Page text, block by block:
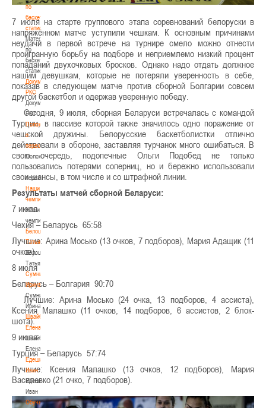
по
баскетбольной
статистике
Материалы
по
баскетбольной
статистике
Документы
РКС
Документы
РКС
Положение
о
переходах
Положение
о
переходах
Наши
чемпионы
Наши
чемпионы
Белошапко
Татьяна
Белошапко
Татьяна
Сумникова
Ирина
Сумникова
Ирина
Швайбович
Елена
Швайбович
Елена
Едешко
Иван
Едешко
Иван
Обучающие
7 июля на старте группового этапа соревнований белоруски в
напряжённом матче уступили чешкам. К основным причинами
неудачи в первой встрече на турнире смело можно отнести
проигранную борьбу на подборе и неприемлемо низкий процент
попаданий двухочковых бросков. Однако надо отдать должное
нашим девушкам, которые не потеряли уверенность в себе,
показав в следующем матче против сборной Болгарии совсем
другой баскетбол и одержав уверенную победу.
Сегодня, 9 июля, сборная Беларуси встречалась с командой
Турции, в пассиве которой также значилось одно поражение от
чешской дружины. Белорусские баскетболистки отлично
действовали в обороне, заставляя турчанок много ошибаться. В
свою очередь, подопечные Ольги Подобед не только
пользовались потерями соперниц, но и бережно использовали
свои шансы, в том числе и со штрафной линии.
Результаты матчей сборной Беларуси:
7 июля
Чехия – Беларусь 65:58
Лучшие: Арина Мосько (13 очков, 7 подборов), Мария Адащик (11
очков).
8 июля
Беларусь – Болгария 90:70
Лучшие: Арина Мосько (24 очка, 13 подборов, 4 ассиста),
Ксения Малашко (11 очков, 14 подборов, 6 ассистов, 2 блок-
шота).
9 июля
Турция – Беларусь 57:74
Лучшие: Ксения Малашко (13 очков, 12 подборов), Мария
Василевко (21 очко, 7 подборов).